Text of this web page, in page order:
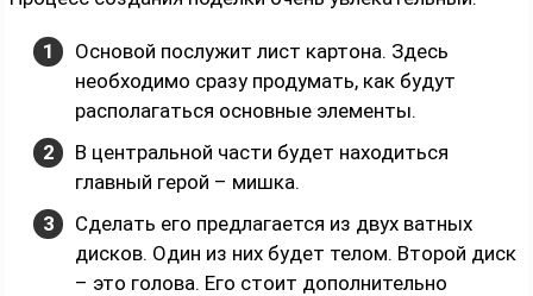
Основой послужит лист картона. Здесь
необходимо сразу продумать, как будут
располагаться основные элементы.
В центральной части будет находиться
главный герой – мишка.
Сделать его предлагается из двух ватных
дисков. Один из них будет телом. Второй диск
– это голова. Его стоит дополнительно